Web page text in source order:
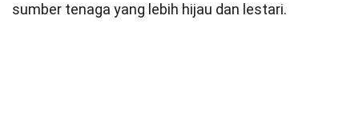
sumber tenaga yang lebih hijau dan lestari.